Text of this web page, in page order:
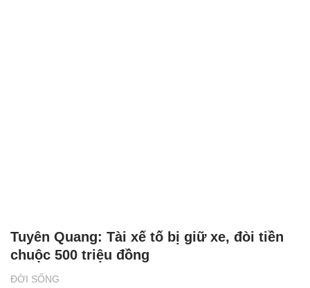
ĐỜI SỐNG
Tuyên Quang: Tài xế tố bị giữ xe, đòi tiền
chuộc 500 triệu đồng